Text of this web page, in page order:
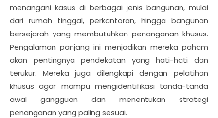
menangani kasus di berbagai jenis bangunan, mulai
dari rumah tinggal, perkantoran, hingga bangunan
bersejarah yang membutuhkan penanganan khusus.
Pengalaman panjang ini menjadikan mereka paham
akan pentingnya pendekatan yang hati-hati dan
terukur. Mereka juga dilengkapi dengan pelatihan
khusus agar mampu mengidentifikasi tanda-tanda
awal gangguan dan menentukan strategi
penanganan yang paling sesuai.